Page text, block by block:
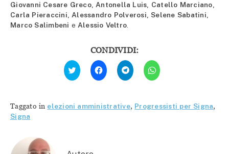
Giovanni Cesare Greco, Antonella Luis, Catello Marciano,
Carla Pieraccini, Alessandro Polverosi, Selene Sabatini,
Marco Salimbeni e Alessio Veltro
CONDIVIDI:
Fai
clic
qui
Twitter
(Si
Fai
clic
per
condividere
(Si
apre
Fai
clic
per
condividere
(Si
apre
Fai
clic
per
(Si
apre
Taggato in elezioni amministrative, Progressisti per Signa,
Signa